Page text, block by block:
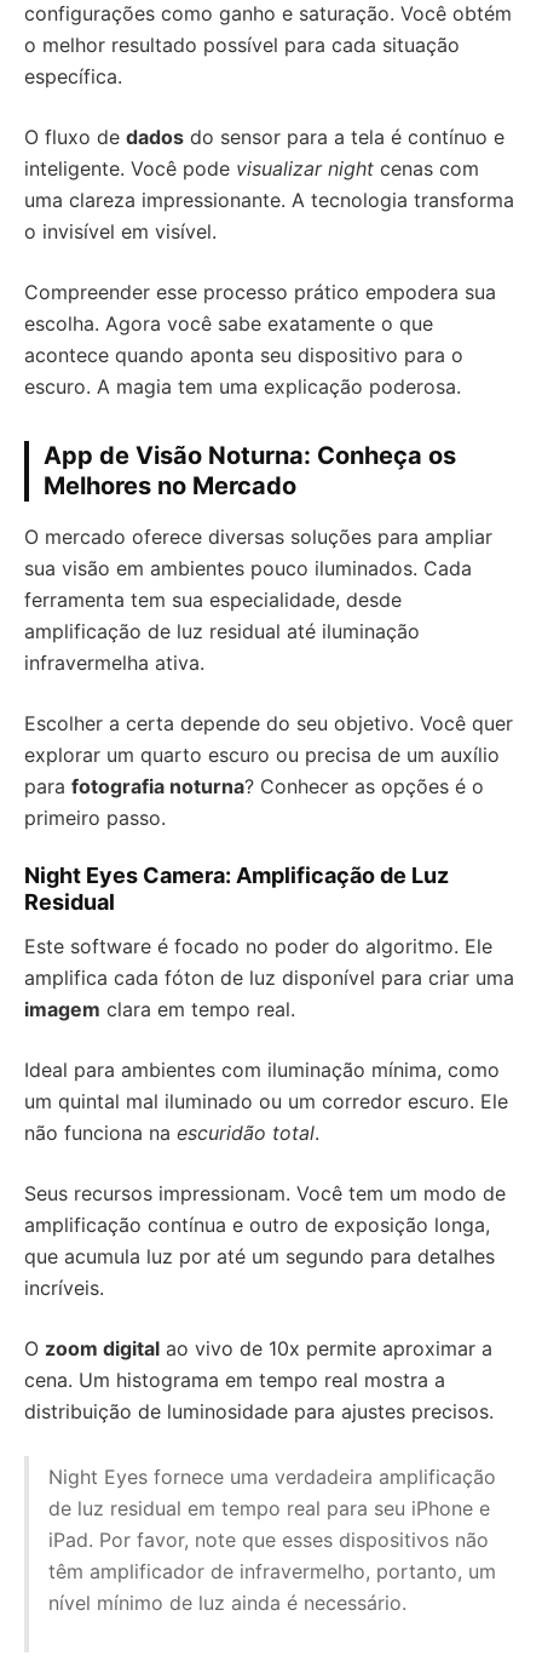
configurações como ganho e saturação. Você obtém
o melhor resultado possível para cada situação
específica.
O fluxo de dados do sensor para a tela é contínuo e
inteligente. Você pode visualizar night cenas com
uma clareza impressionante. A tecnologia transforma
o invisível em visível.
Compreender esse processo prático empodera sua
escolha. Agora você sabe exatamente o que
acontece quando aponta seu dispositivo para o
escuro. A magia tem uma explicação poderosa.
App de Visão Noturna: Conheça os
Melhores no Mercado
O mercado oferece diversas soluções para ampliar
sua visão em ambientes pouco iluminados. Cada
ferramenta tem sua especialidade, desde
amplificação de luz residual até iluminação
infravermelha ativa.
Escolher a certa depende do seu objetivo. Você quer
explorar um quarto escuro ou precisa de um auxílio
para fotografia noturna? Conhecer as opções é o
primeiro passo.
Night Eyes Camera: Amplificação de Luz
Residual
Este software é focado no poder do algoritmo. Ele
amplifica cada fóton de luz disponível para criar uma
imagem clara em tempo real.
Ideal para ambientes com iluminação mínima, como
um quintal mal iluminado ou um corredor escuro. Ele
não funciona na escuridão total.
Seus recursos impressionam. Você tem um modo de
amplificação contínua e outro de exposição longa,
que acumula luz por até um segundo para detalhes
incríveis.
O zoom digital ao vivo de 10x permite aproximar a
cena. Um histograma em tempo real mostra a
distribuição de luminosidade para ajustes precisos.
Night Eyes fornece uma verdadeira amplificação
de luz residual em tempo real para seu iPhone e
iPad. Por favor, note que esses dispositivos não
têm amplificador de infravermelho, portanto, um
nível mínimo de luz ainda é necessário.